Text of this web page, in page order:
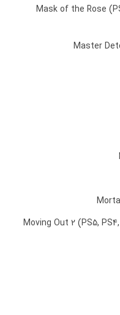
Mask of the Rose
Master
Moving Out 2 (PS5,